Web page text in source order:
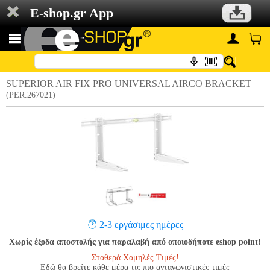
E-shop.gr App
SUPERIOR AIR FIX PRO UNIVERSAL AIRCO BRACKET
(PER.267021)
2-3 εργάσιμες ημέρες
Χωρίς έξοδα αποστολής για παραλαβή από οποιοδήποτε eshop point!
Σταθερά Χαμηλές Τιμές!
Εδώ θα βρείτε κάθε μέρα τις πιο ανταγωνιστικές τιμές